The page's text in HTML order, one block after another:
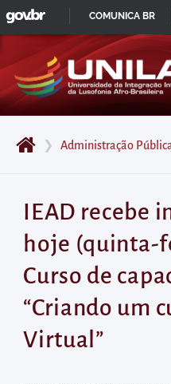
Pular
para
início
do
principal
Acessar
diretamente
o
menu
principal
Acessar
❯ Administração
IEAD recebe
hoje (quinta-
Curso de
“Criando um
Virtual”
GOVBR
COMUNICA BR